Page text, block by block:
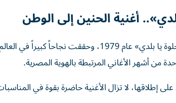
أغنية الحنين إلى الوطن
صدرت أغنية «حلوة يا بلدي» عام 1979،
من أشهر الأغاني المرتبطة بالهوية المصرية.
إطلاقها، لا تزال الأغنية حاضرة بقوة في